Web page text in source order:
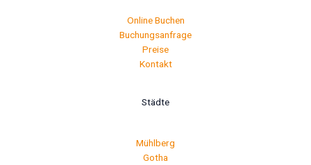
Online Buchen
Buchungsanfrage
Preise
Kontakt
Städte
Mühlberg
Gotha